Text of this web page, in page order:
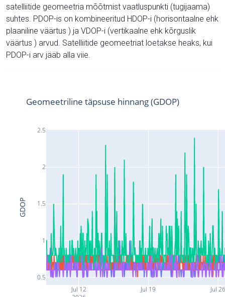
satelliitide geomeetria mõõtmist vaatluspunkti (tugijaama)
suhtes. PDOP-is on kombineeritud HDOP-i (horisontaalne ehk
plaaniline väärtus ) ja VDOP-i (vertikaalne ehk kõrguslik
väärtus ) arvud. Satelliitide geomeetriat loetakse heaks, kui
PDOP-i arv jääb alla viie.
Jul 12 Jul 19 Jul
0.5
1
1.5
2
2.5
Geomeetriline täpsuse hinnang (GDOP)
GDOP